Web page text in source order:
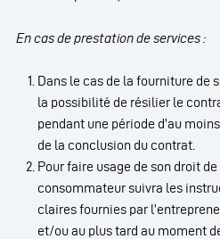
En cas de prestation de services :
Dans le cas de la fourniture de
la possibilité de résilier le
pendant une période d’au
de la conclusion du contrat.
Pour faire usage de son droit
consommateur suivra les
claires fournies par
et/ou au plus tard au moment